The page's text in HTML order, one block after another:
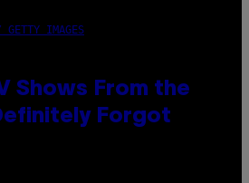
GETTY IMAGES
Shows From the
Forgot